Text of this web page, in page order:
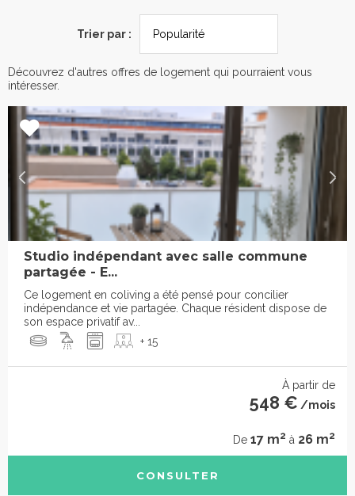
Trier par :
Découvrez d'autres offres de logement qui pourraient vous
intéresser.
Studio indépendant avec salle commune
partagée - E...
Ce logement en coliving a été pensé pour concilier
indépendance et vie partagée. Chaque résident dispose de
son espace privatif av...
+ 15
À partir de
548 € /mois
De 17 m2 à 26 m2
CONSULTER